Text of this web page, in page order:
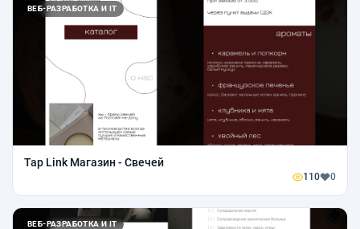
ВЕБ-РАЗРАБОТКА И IT
Tap Link Магазин - Свечей
110 0
ВЕБ-РАЗРАБОТКА И IT